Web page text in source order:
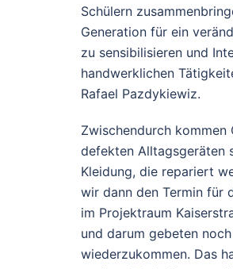
Schülern
Generation für ein
zu sensibilisieren und
handwerklichen
Rafael Pazdykiewiz.
Zwischendurch kommen
defekten Alltagsgeräten
Kleidung, die repariert
wir dann den Termin für
im Projektraum
und darum gebeten
wiederzukommen. Das